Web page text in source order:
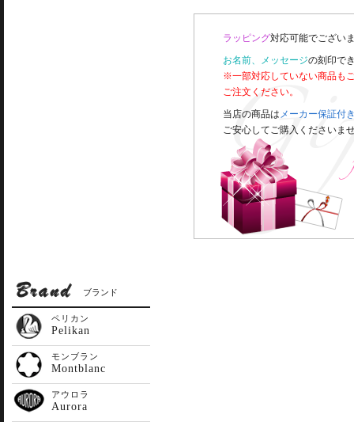
ラッピング対応可能でござい
お名前、メッセージの刻印で
※一部対応していない商品も
ご注文ください。
当店の商品は メーカー保証付
ご安心してご購入くださいま
ブランド
ペリカン
Pelikan
モンブラン
Montblanc
アウロラ
Aurora